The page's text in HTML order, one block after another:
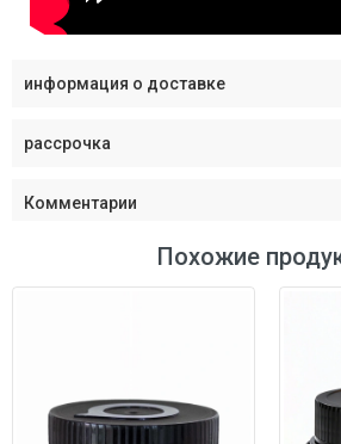
информация о доставке
рассрочка
Комментарии
Похожие